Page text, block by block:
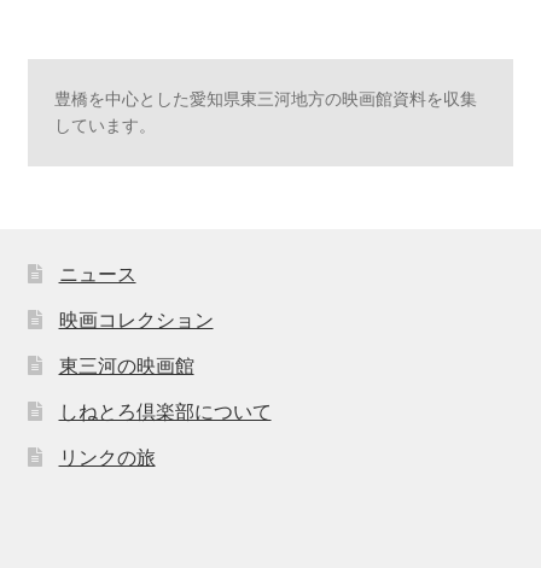
豊橋を中心とした愛知県東三河地方の映画館資料を収集
しています。
ニュース
映画コレクション
東三河の映画館
しねとろ倶楽部について
リンクの旅